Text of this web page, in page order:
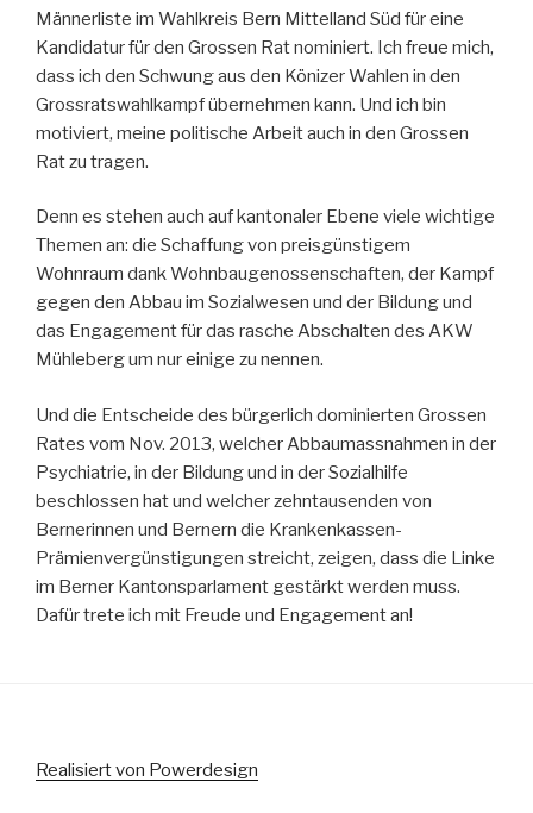
Männerliste im Wahlkreis Bern Mittelland Süd für eine
Kandidatur für den Grossen Rat nominiert. Ich freue mich,
dass ich den Schwung aus den Könizer Wahlen in den
Grossratswahlkampf übernehmen kann. Und ich bin
motiviert, meine politische Arbeit auch in den Grossen
Rat zu tragen.
Denn es stehen auch auf kantonaler Ebene viele wichtige
Themen an: die Schaffung von preisgünstigem
Wohnraum dank Wohnbaugenossenschaften, der Kampf
gegen den Abbau im Sozialwesen und der Bildung und
das Engagement für das rasche Abschalten des AKW
Mühleberg um nur einige zu nennen.
Und die Entscheide des bürgerlich dominierten Grossen
Rates vom Nov. 2013, welcher Abbaumassnahmen in der
Psychiatrie, in der Bildung und in der Sozialhilfe
beschlossen hat und welcher zehntausenden von
Bernerinnen und Bernern die Krankenkassen-
Prämienvergünstigungen streicht, zeigen, dass die Linke
im Berner Kantonsparlament gestärkt werden muss.
Dafür trete ich mit Freude und Engagement an!
Realisiert von Powerdesign